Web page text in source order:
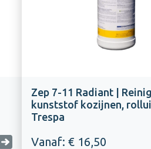
Zep 7-11 Radiant |
kunststof kozijnen,
Trespa
Vanaf: € 16,50